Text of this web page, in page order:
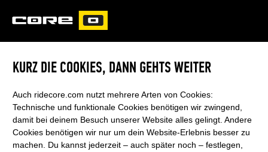
CARVED
HALO PRO
CHALLENGE ANYTHING
KURZ DIE COOKIES, DANN GEHTS WEITER
Auch ridecore.com nutzt mehrere Arten von Cookies:
Technische und funktionale Cookies benötigen wir zwingend,
damit bei deinem Besuch unserer Website alles gelingt. Andere
Cookies benötigen wir nur um dein Website-Erlebnis besser zu
machen. Du kannst jederzeit – auch später noch – festlegen,